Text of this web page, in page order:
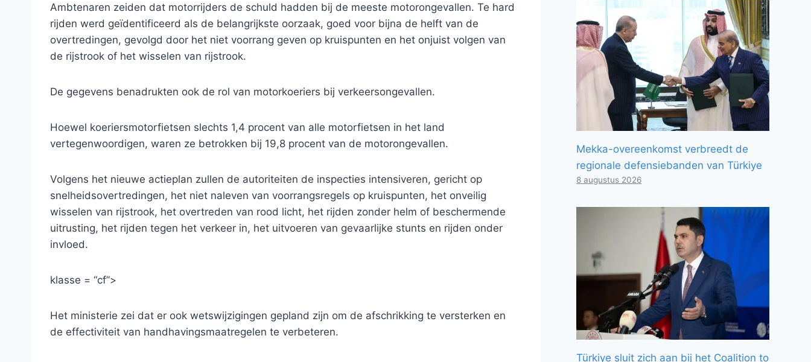
Ambtenaren zeiden dat motorrijders de schuld hadden bij de meeste motorongevallen. Te hard
rijden werd geïdentificeerd als de belangrijkste oorzaak, goed voor bijna de helft van de
overtredingen, gevolgd door het niet voorrang geven op kruispunten en het onjuist volgen van
de rijstrook of het wisselen van rijstrook.
De gegevens benadrukten ook de rol van motorkoeriers bij verkeersongevallen.
Hoewel koeriersmotorfietsen slechts 1,4 procent van alle motorfietsen in het land
vertegenwoordigen, waren ze betrokken bij 19,8 procent van de motorongevallen.
Volgens het nieuwe actieplan zullen de autoriteiten de inspecties intensiveren, gericht op
snelheidsovertredingen, het niet naleven van voorrangsregels op kruispunten, het onveilig
wisselen van rijstrook, het overtreden van rood licht, het rijden zonder helm of beschermende
uitrusting, het rijden tegen het verkeer in, het uitvoeren van gevaarlijke stunts en rijden onder
invloed.
klasse = “cf”>
Het ministerie zei dat er ook wetswijzigingen gepland zijn om de afschrikking te versterken en
de effectiviteit van handhavingsmaatregelen te verbeteren.
Mekka-overeenkomst verbreedt de
regionale defensiebanden van Türkiye
8 augustus 2026
Türkiye sluit zich aan bij het Coalition to